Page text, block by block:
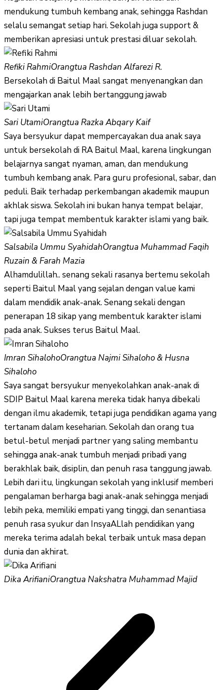
mendukung tumbuh kembang anak, sehingga Rashdan
selalu semangat setiap hari. Sekolah juga support &
memberikan apresiasi untuk prestasi diluar sekolah.
Refiki RahmiOrangtua Rashdan Alfarezi R.
Bersekolah di Baitul Maal sangat menyenangkan dan
mengajarkan anak lebih bertanggung jawab
Sari UtamiOrangtua Razka Abqary Kaif
Saya bersyukur dapat mempercayakan dua anak saya
untuk bersekolah di RA Baitul Maal, karena lingkungan
belajarnya sangat nyaman, aman, dan mendukung
tumbuh kembang anak. Para guru profesional, sabar, dan
peduli. Baik terhadap perkembangan akademik maupun
akhlak siswa. Sekolah ini bukan hanya tempat belajar,
tapi juga tempat membentuk karakter islami yang baik.
Salsabila Ummu SyahidahOrangtua Muhammad Faqih
Ruzain & Farah Mazia
Alhamdulillah.. senang sekali rasanya bertemu sekolah
seperti Baitul Maal yang sejalan dengan value kami
dalam mendidik anak-anak. Senang sekali dengan
penerapan 18 sikap yang membentuk karakter islami
pada anak. Sukses terus Baitul Maal.
Imran SihalohoOrangtua Najmi Sihaloho & Husna
Sihaloho
Saya sangat bersyukur menyekolahkan anak-anak di
SDIP Baitul Maal karena mereka tidak hanya dibekali
dengan ilmu akademik, tetapi juga pendidikan agama yang
tertanam dalam keseharian. Sekolah dan orang tua
betul-betul menjadi partner yang saling membantu
sehingga anak-anak tumbuh menjadi pribadi yang
berakhlak baik, disiplin, dan penuh rasa tanggung jawab.
Lebih dari itu, lingkungan sekolah yang inklusif memberi
pengalaman berharga bagi anak-anak sehingga menjadi
lebih peka, memiliki empati yang tinggi, dan senantiasa
penuh rasa syukur dan InsyaALlah pendidikan yang
mereka terima adalah bekal terbaik untuk masa depan
dunia dan akhirat.
Dika ArifianiOrangtua Nakshatra Muhammad Majid